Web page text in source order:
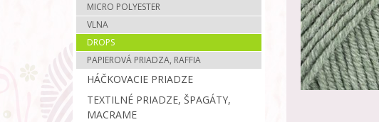
MICRO POLYESTER
VLNA
DROPS
PAPIEROVÁ PRIADZA, RAFFIA
HÁČKOVACIE PRIADZE
TEXTILNÉ PRIADZE, ŠPAGÁTY,
MACRAME